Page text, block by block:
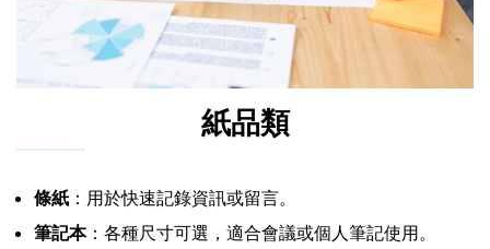
紙品類
條紙 ：用於快速記錄資訊或留言。
筆記本：各種尺寸可選，適合會議或個人筆記使用。